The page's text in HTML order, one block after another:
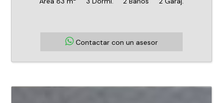
Contactar con un asesor